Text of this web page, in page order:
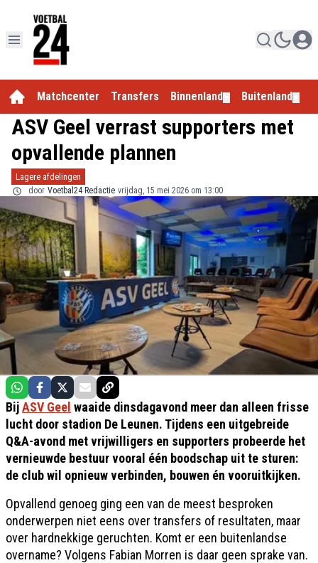
Matchcenter Transfers Binnenland Buitenland
ASV Geel verrast supporters met
opvallende plannen
Lagere afdelingen
door Voetbal24 Redactie vrijdag, 15 mei 2026 om 13:00
BijASV Geel waaide dinsdagavond meer dan alleen frisse
lucht door stadion De Leunen. Tijdens een uitgebreide
Q&A-avond met vrijwilligers en supporters probeerde het
vernieuwde bestuur vooral één boodschap uit te sturen:
de club wil opnieuw verbinden, bouwen én vooruitkijken.
Opvallend genoeg ging een van de meest besproken
onderwerpen niet eens over transfers of resultaten, maar
over hardnekkige geruchten. Komt er een buitenlandse
overname? Volgens Fabian Morren is daar geen sprake van.